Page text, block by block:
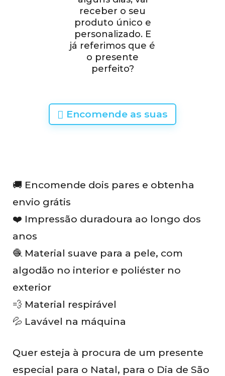
receber o seu
produto único e
personalizado. E
já referimos que é
o presente
perfeito?
Encomende as suas
🚚 Encomende dois pares e obtenha
envio grátis
❤️ Impressão duradoura ao longo dos
anos
🧶 Material suave para a pele, com
algodão no interior e poliéster no
exterior
💨 Material respirável
💦 Lavável na máquina
Quer esteja à procura de um presente
especial para o Natal, para o Dia de São